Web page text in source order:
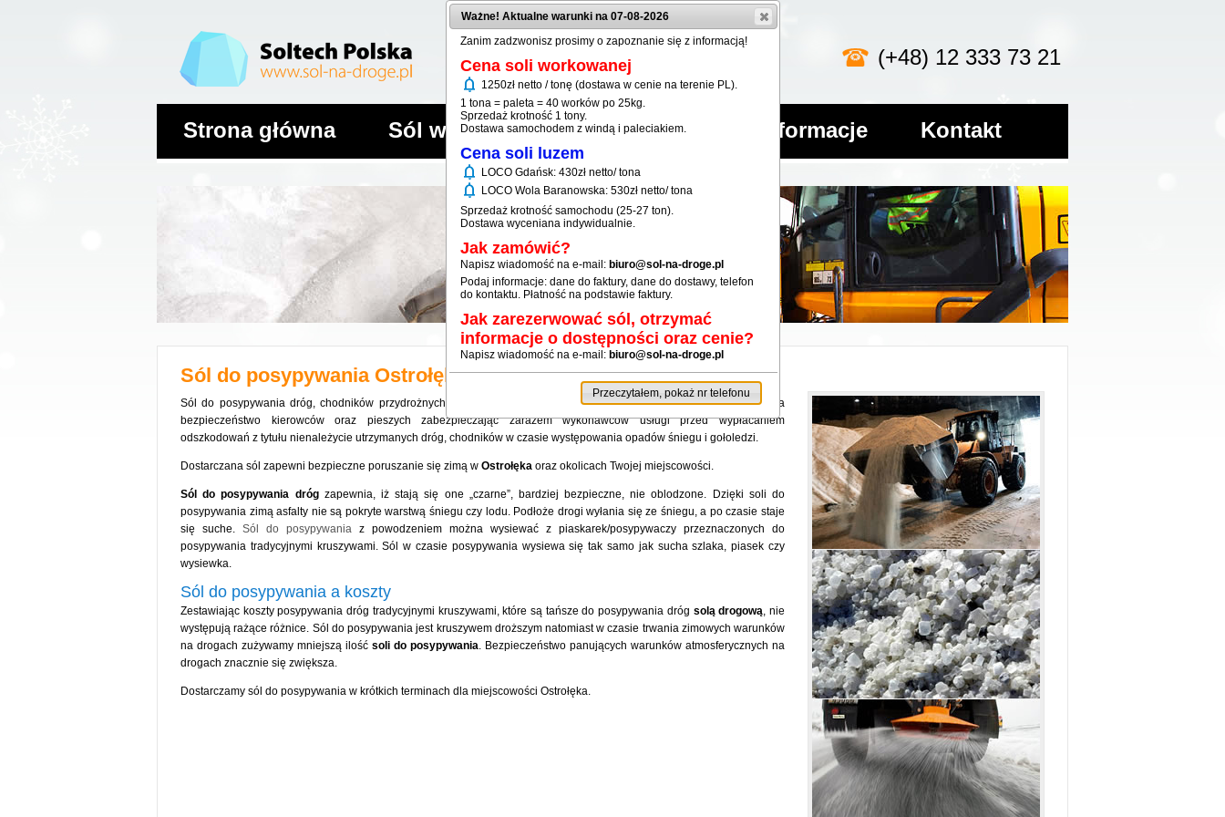
(+48) 12 333 73 21
Strona główna Sól workowana Sól luzem Informacje Kontakt
Sól do posypywania Ostrołęka
Sól do posypywania dróg, chodników przydrożnych, parkingów, ścieżek przyszkolnych, placów kościelnych. Zwiększa
bezpieczeństwo kierowców oraz pieszych zabezpieczając zarazem wykonawców usługi przed wypłacaniem
odszkodowań z tytułu nienależycie utrzymanych dróg, chodników w czasie występowania opadów śniegu i gołoledzi.
Dostarczana sól zapewni bezpieczne poruszanie się zimą w Ostrołęka oraz okolicach Twojej miejscowości.
Sól do posypywania drógzapewnia, iż stają się one „czarne”, bardziej bezpieczne, nie oblodzone. Dzięki soli do
posypywania zimą asfalty nie są pokryte warstwą śniegu czy lodu. Podłoże drogi wyłania się ze śniegu, a po czasie staje
się suche. Sól do posypywania z powodzeniem można wysiewać z piaskarek/posypywaczy przeznaczonych do
posypywania tradycyjnymi kruszywami. Sól w czasie posypywania wysiewa się tak samo jak sucha szlaka, piasek czy
wysiewka.
Sól do posypywania a koszty
Zestawiając koszty posypywania dróg tradycyjnymi kruszywami, które są tańsze do posypywania dróg solą drogową, nie
występują rażące różnice. Sól do posypywania jest kruszywem droższym natomiast w czasie trwania zimowych warunków
na drogach zużywamy mniejszą ilość soli do posypywania. Bezpieczeństwo panujących warunków atmosferycznych na
drogach znacznie się zwiększa.
Dostarczamy sól do posypywania w krótkich terminach dla miejscowości Ostrołęka.
Ważne! Aktualne warunki na 07-08-2026
Zanim zadzwonisz prosimy o zapoznanie się z informacją!
Cena soli workowanej
notifications 1250zł netto / tonę (dostawa w cenie na terenie PL).
1 tona = paleta = 40 worków po 25kg.
Sprzedaż krotność 1 tony.
Dostawa samochodem z windą i paleciakiem.
Cena soli luzem
notifications LOCO Gdańsk: 430zł netto/ tona
notifications LOCO Wola Baranowska: 530zł netto/ tona
Sprzedaż krotność samochodu (25-27 ton).
Dostawa wyceniana indywidualnie.
Jak zamówić?
Napisz wiadomość na e-mail: biuro@sol-na-droge.pl
Podaj informacje: dane do faktury, dane do dostawy, telefon
do kontaktu. Płatność na podstawie faktury.
Jak zarezerwować sól, otrzymać
informacje o dostępności oraz cenie?
Napisz wiadomość na e-mail: biuro@sol-na-droge.pl
Przeczytałem, pokaż nr telefonu